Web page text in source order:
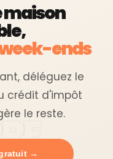
maison
ends
déléguez le
crédit d'impôt
le reste.
→